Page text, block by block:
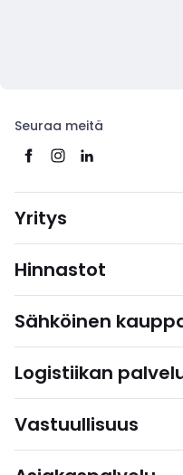
Seuraa meitä
Yritys
Hinnastot
Sähköinen
Logistiikan
Vastuullisuus